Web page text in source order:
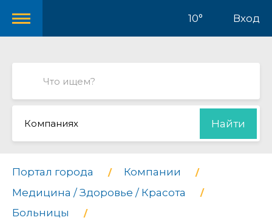
10° Вход
Компаниях Найти
Портал города
Компании
Медицина / Здоровье / Красота
Больницы